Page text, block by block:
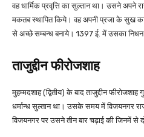
वह धार्मिक प्रवृत्ति का सुल्तान था। उसने अपने
मकतब स्थापित किये। वह अपनी प्रजा के सुख
से अच्छे सम्बन्ध बनाये। 1397 ई. में उसका
ताजुद्दीन फीरोजशाह
मुहम्मदशाह (द्वितीय) के बाद ताजुद्दीन
धर्मान्ध सुल्तान था। उसके समय में विजयनगर
विजयनगर पर उसने तीन बार चढ़ाई की जिनमें से